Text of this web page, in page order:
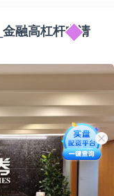
融高杠杆申请